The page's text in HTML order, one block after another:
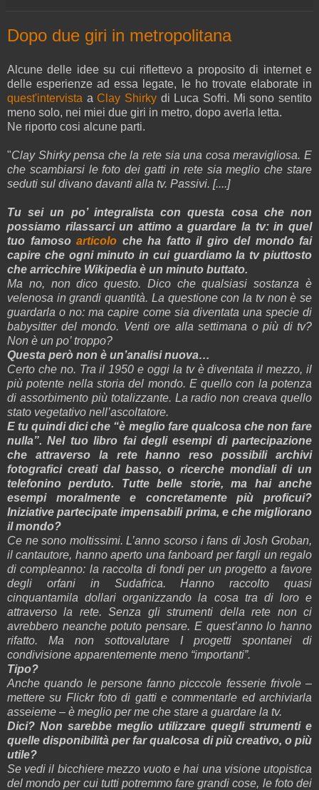
Dopo due giri in metropolitana
Alcune delle idee su cui riflettevo a proposito di internet e
delle esperienze ad essa legate, le ho trovate elaborate in
quest'intervista a Clay Shirky di Luca Sofri. Mi sono sentito
meno solo, nei miei due giri in metro, dopo averla letta.
Ne riporto cosi alcune parti.
"Clay Shirky pensa che la rete sia una cosa meravigliosa. E
che scambiarsi le foto dei gatti in rete sia meglio che stare
seduti sul divano davanti alla tv. Passivi. [....]
Tu sei un po’ integralista con questa cosa che non
possiamo rilassarci un attimo a guardare la tv: in quel
tuo famoso articolo che ha fatto il giro del mondo fai
capire che ogni minuto in cui guardiamo la tv piuttosto
che arricchire Wikipedia è un minuto buttato.
Ma no, non dico questo. Dico che qualsiasi sostanza è
velenosa in grandi quantità. La questione con la tv non è se
guardarla o no: ma capire come sia diventata una specie di
babysitter del mondo. Venti ore alla settimana o più di tv?
Non è un po’ troppo?
Questa però non è un’analisi nuova…
Certo che no. Tra il 1950 e oggi la tv è diventatail mezzo, il
più potente nella storia del mondo. E quello con la potenza
di assorbimento più totalizzante. La radio non creava quello
stato vegetativo nell’ascoltatore.
E tu quindi dici che “è meglio fare qualcosa che non fare
nulla”. Nel tuo libro fai degli esempi di partecipazione
che attraverso la rete hanno reso possibili archivi
fotografici creati dal basso, o ricerche mondiali di un
telefonino perduto. Tutte belle storie, ma hai anche
esempi moralmente e concretamente più proficui?
Iniziative partecipate impensabili prima, e che migliorano
il mondo?
Ce ne sono moltissimi. L’anno scorso i fans di Josh Groban,
il cantautore, hanno aperto una fanboard per fargli un regalo
di compleanno: la raccolta di fondi per un progetto a favore
degli orfani in Sudafrica. Hanno raccolto quasi
cinquantamila dollari organizzando la cosa tra di loro e
attraverso la rete. Senza gli strumenti della rete non ci
avrebbero neanche potuto pensare. E quest’anno lo hanno
rifatto. Ma non sottovalutare I progetti spontanei di
condivisione apparentemente meno “importanti”.
Tipo?
Anche quando le persone fanno picccole fesserie frivole –
mettere su Flickr foto di gatti e commentarle ed archiviarla
asseieme – è meglio per me che stare a guardare la tv.
Dici? Non sarebbe meglio utilizzare quegli strumenti e
quelle disponibilità per far qualcosa di più creativo, o più
utile?
Se vedi il bicchiere mezzo vuoto e hai una visione utopistica
del mondo per cui tutti potremmo fare grandi cose, le foto dei